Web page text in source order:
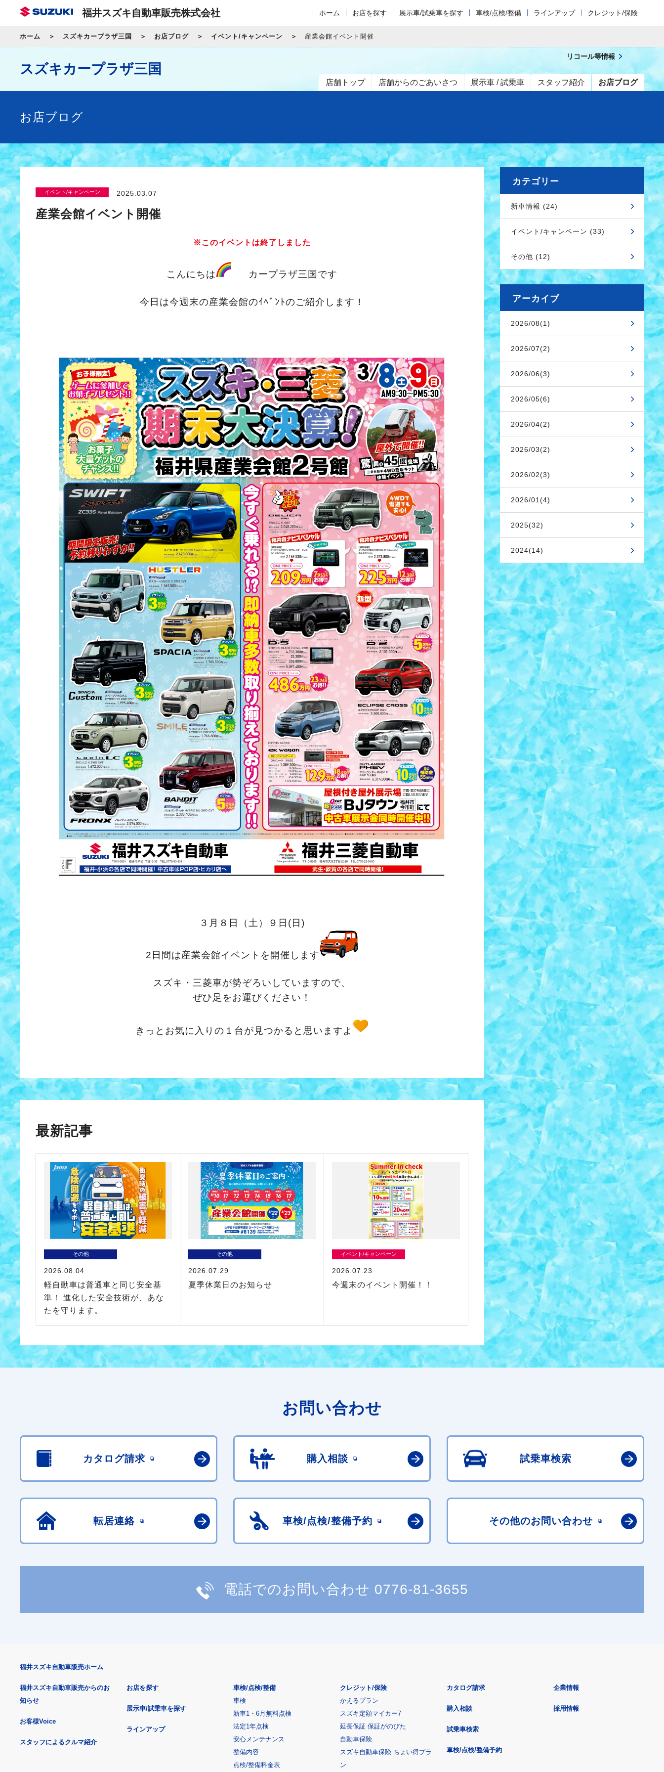
福井スズキ自動車販売株式会社 ホーム お店を探す 展示車/試乗車を探す 車検/点検/整備 ラインアップ クレジット/保険
ホーム スズキカープラザ三国 お店ブログ イベント/キャンペーン 産業会館イベント開催
スズキカープラザ三国
店舗トップ 店舗からのごあいさつ 展示車 / 試乗車 スタッフ紹介 お店ブログ
リコール等情報
お店ブログ
イベント/キャンペーン 2025.03.07
産業会館イベント開催
※このイベントは終了しました
こんにちは カープラザ三国です
今日は今週末の産業会館のｲﾍﾞﾝﾄのご紹介します！
３月８日（土）９日(日)
2日間は産業会館イベントを開催します
スズキ・三菱車が勢ぞろいしていますので、
ぜひ足をお運びください！
きっとお気に入りの１台が見つかると思いますよ
最新記事
その他
2026.08.04
軽自動車は普通車と同じ安全基
準！ 進化した安全技術が、あな
たを守ります。
その他
2026.07.29
夏季休業日のお知らせ
イベント/キャンペーン
2026.07.23
今週末のイベント開催！！
カテゴリー
新車情報 (24)
イベント/キャンペーン (33)
その他 (12)
アーカイブ
2026/08(1)
2026/07(2)
2026/06(3)
2026/05(6)
2026/04(2)
2026/03(2)
2026/02(3)
2026/01(4)
2025(32)
2024(14)
お問い合わせ
カタログ請求 購入相談 試乗車検索
転居連絡 車検/点検/整備予約 その他のお問い合わせ
電話でのお問い合わせ 0776-81-3655
福井スズキ自動車販売ホーム
福井スズキ自動車販売からのお
知らせ
お客様Voice
スタッフによるクルマ紹介
お店を探す
展示車/試乗車を探す
ラインアップ
車検/点検/整備
車検
新車1・6月無料点検
法定1年点検
安心メンテナンス
整備内容
点検/整備料金表
クレジット/保険
かえるプラン
スズキ定額マイカー7
延長保証 保証がのびた
自動車保険
スズキ自動車保険 ちょい得プラ
ン
カタログ請求
購入相談
試乗車検索
車検/点検/整備予約
企業情報
採用情報